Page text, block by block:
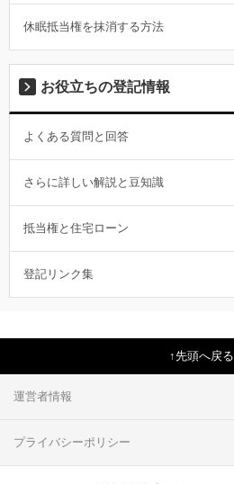
休眠抵当権を抹消する方法
お役立ちの登記情報
よくある質問と回答
さらに詳しい解説と豆知識
抵当権と住宅ローン
登記リンク集
先頭へ戻る
運営者情報
プライバシーポリシー